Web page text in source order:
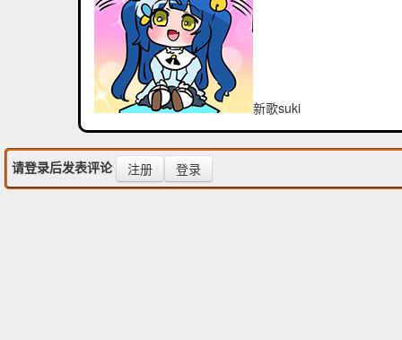
新歌suki
请登录后发表评论 注册 登录